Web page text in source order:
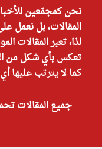
نحن كمجمّعين
المقالات، بل نعمل
لذا، تعبر المقالات
تعكس بأي شكل من
كما لا يترتب عليها
جميع المقالات